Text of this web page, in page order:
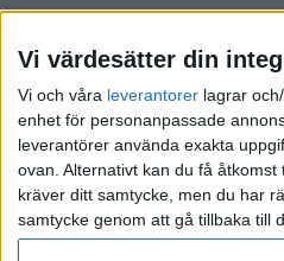
Vi värdesätter din
Vi och våra leverantorer lagrar
enhet för personanpassade
leverantörer använda exakta
ovan. Alternativt kan du få
kräver ditt samtycke, men du har
samtycke genom att gå tillbaka till
Spara och investera
Hem Kategorier